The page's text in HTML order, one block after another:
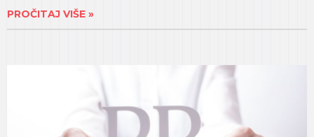
PROČITAJ VIŠE »